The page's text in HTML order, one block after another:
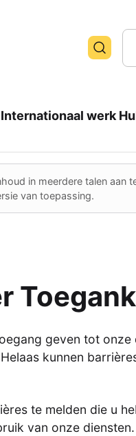
Internationaal werk
in meerdere talen
van toepassing.
geven tot
kunnen
te melden die u
van onze